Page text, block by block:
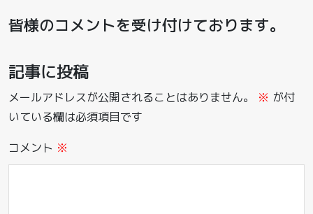
皆様のコメントを受け付けております。
記事に投稿
メールアドレスが公開されることはありません。 ※ が付
いている欄は必須項目です
コメント ※